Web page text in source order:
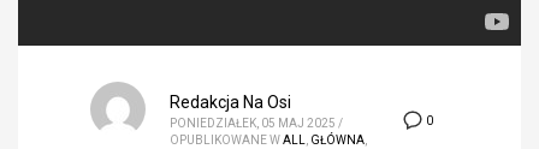
0
Redakcja Na Osi
PONIEDZIAŁEK, 05 MAJ 2025 /
OPUBLIKOWANE WALL GŁÓWNA